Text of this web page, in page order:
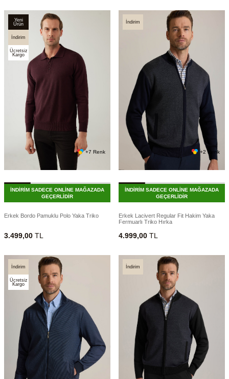
Yeni
Ürün
İndirim
Ücretsiz
Kargo
+7 Renk
İNDİRİM SADECE ONLİNE MAĞAZADA
GEÇERLİDİR
Erkek Bordo Pamuklu Polo Yaka Triko
3.499,00 TL
İndirim
+2 Renk
İNDİRİM SADECE ONLİNE MAĞAZADA
GEÇERLİDİR
Erkek Lacivert Regular Fit Hakim Yaka
Fermuarlı Triko Hırka
4.999,00 TL
İndirim
Ücretsiz
Kargo
İndirim